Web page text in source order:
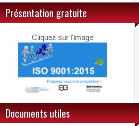
Présentation gratuite
Cliquez sur l'image
Documents utiles